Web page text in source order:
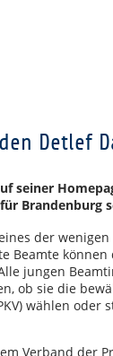
Detlef
seiner
Brandenburg
der
Beamte
jungen
ob sie die
wählen oder
Verband der